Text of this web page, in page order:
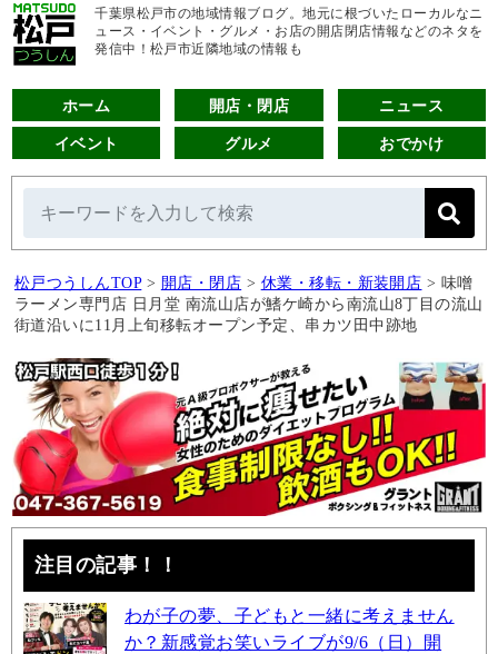
千葉県松戸市の地域情報ブログ。地元に根づいたローカルなニ
ュース・イベント・グルメ・お店の開店閉店情報などのネタを
発信中！松戸市近隣地域の情報も
ホーム 開店・閉店 ニュース
イベント グルメ おでかけ
松戸つうしんTOP > 開店・閉店 > 休業・移転・新装開店 > 味噌
ラーメン専門店 日月堂 南流山店が鰭ケ崎から南流山8丁目の流山
街道沿いに11月上旬移転オープン予定、串カツ田中跡地
注目の記事！！
わが子の夢、子どもと一緒に考えません
か？新感覚お笑いライブが9/6（日）開